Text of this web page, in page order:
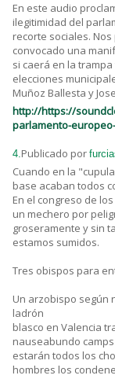
En este audio
ilegitimidad del
recorte sociales.
convocado una
si caerá en la
elecciones
Muñoz Ballesta y
http://https://
parlamento-
4.Publicado por
Cuando en la
base acaban todos
En el congreso de
un mechero por
groseramente y sin
estamos sumidos.
Tres obispos para
Un arzobispo según
ladrón
blasco en Valencia
nauseabundo
estarán todos los
hombres los